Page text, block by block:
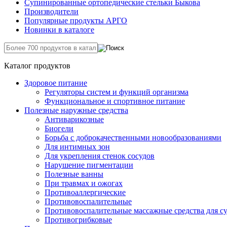
Супинированные ортопедические стельки Быкова
Производители
Популярные продукты АРГО
Новинки в каталоге
Каталог продуктов
Здоровое питание
Регуляторы систем и функций организма
Функциональное и спортивное питание
Полезные наружные средства
Антиварикозные
Биогели
Борьба с доброкачественными новообразованиями
Для интимных зон
Для укрепления стенок сосудов
Нарушение пигментации
Полезные ванны
При травмах и ожогах
Противоаллергические
Противовоспалительные
Противовоспалительные массажные средства для
Противогрибковые